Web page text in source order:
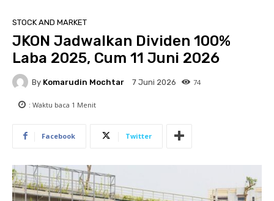
STOCK AND MARKET
JKON Jadwalkan Dividen 100%
Laba 2025, Cum 11 Juni 2026
By Komarudin Mochtar 7 Juni 2026 74
: Waktu baca 1 Menit
Facebook Twitter